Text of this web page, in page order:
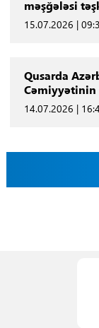
məşğələsi
15.07.2026 |
Qusarda
Cəmiyyətinin
14.07.2026 |